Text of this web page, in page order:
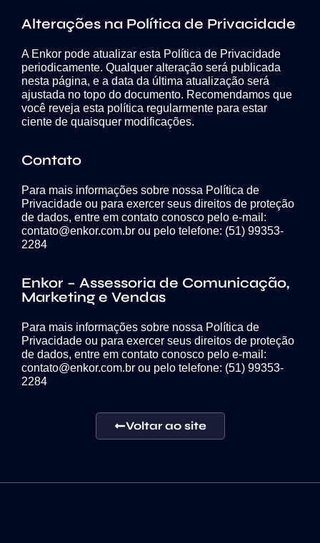
Alterações na Política de Privacidade
A Enkor pode atualizar esta Política de Privacidade
periodicamente. Qualquer alteração será publicada
nesta página, e a data da última atualização será
ajustada no topo do documento. Recomendamos que
você reveja esta política regularmente para estar
ciente de quaisquer modificações.
Contato
Para mais informações sobre nossa Política de
Privacidade ou para exercer seus direitos de proteção
de dados, entre em contato conosco pelo e-mail:
contato@enkor.com.br ou pelo telefone: (51) 99353-
2284
Enkor – Assessoria de Comunicação,
Marketing e Vendas
Para mais informações sobre nossa Política de
Privacidade ou para exercer seus direitos de proteção
de dados, entre em contato conosco pelo e-mail:
contato@enkor.com.br ou pelo telefone: (51) 99353-
2284
Voltar ao site